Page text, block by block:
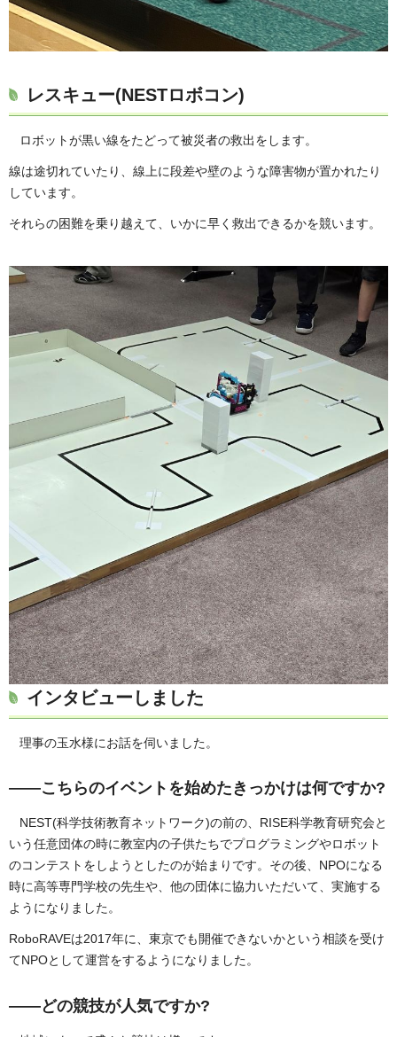
レスキュー(NESTロボコン)
ロボットが黒い線をたどって被災者の救出をします。
線は途切れていたり、線上に段差や壁のような障害物が置かれたり
しています。
それらの困難を乗り越えて、いかに早く救出できるかを競います。
インタビューしました
理事の玉水様にお話を伺いました。
——こちらのイベントを始めたきっかけは何ですか?
NEST(科学技術教育ネットワーク)の前の、RISE科学教育研究会と
いう任意団体の時に教室内の子供たちでプログラミングやロボット
のコンテストをしようとしたのが始まりです。その後、NPOになる
時に高等専門学校の先生や、他の団体に協力いただいて、実施する
ようになりました。
RoboRAVEは2017年に、東京でも開催できないかという相談を受け
てNPOとして運営をするようになりました。
——どの競技が人気ですか?